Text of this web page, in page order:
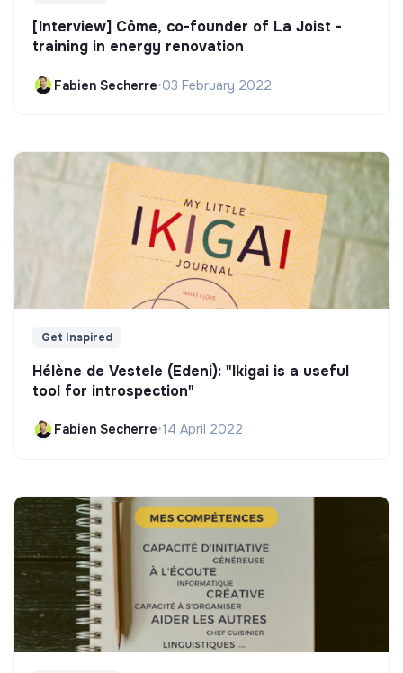
[Interview] Côme, co-founder of La Joist -
training in energy renovation
Fabien Secherre•03 February 2022
Get Inspired
Hélène de Vestele (Edeni): "Ikigai is a useful
tool for introspection"
Fabien Secherre•14 April 2022